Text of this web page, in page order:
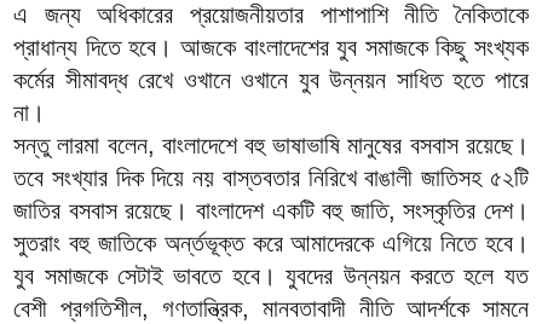
এ জন্য অধিকারের প্রয়োজনীয়তার পাশাপাশি নীতি নৈকিতাকে
প্রাধান্য দিতে হবে। আজকে বাংলাদেশের যুব সমাজকে কিছু সংখ্যক
কর্মের সীমাবদ্ধ রেখে ওখানে ওখানে যুব উন্নয়ন সাধিত হতে পারে
না।
সন্তু লারমা বলেন, বাংলাদেশে বহু ভাষাভাষি মানুষের বসবাস রয়েছে।
তবে সংখ্যার দিক দিয়ে নয় বাস্তবতার নিরিখে বাঙালী জাতিসহ ৫২টি
জাতির বসবাস রয়েছে। বাংলাদেশ একটি বহু জাতি, সংস্কৃতির দেশ।
সুতরাং বহু জাতিকে অর্ন্তভূক্ত করে আমাদেরকে এগিয়ে নিতে হবে।
যুব সমাজকে সেটাই ভাবতে হবে। যুবদের উন্নয়ন করতে হলে যত
বেশী প্রগতিশীল, গণতান্ত্রিক, মানবতাবাদী নীতি আদর্শকে সামনে